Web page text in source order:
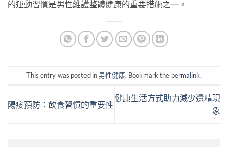
的運動習慣是男性維護整體健康的重要措施之一。
This entry was posted in 男性健康. Bookmark the permalink.
陽痿預防：飲食習慣的重要性
健康生活方式助力減少遺精現
象